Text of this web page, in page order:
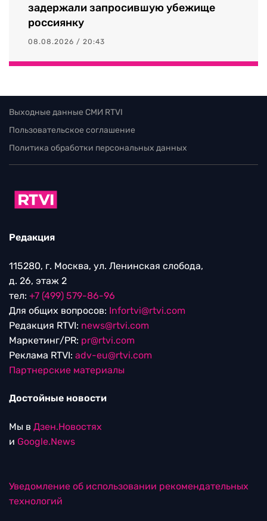
задержали запросившую убежище
россиянку
08.08.2026 / 20:43
Выходные данные СМИ RTVI
Пользовательское соглашение
Политика обработки персональных данных
Редакция
115280, г. Москва, ул. Ленинская слобода,
д. 26, этаж 2
тел: +7 (499) 579-86-96
Для общих вопросов: Infortvi@rtvi.com
Редакция RTVI: news@rtvi.com
Маркетинг/PR: pr@rtvi.com
Реклама RTVI: adv-eu@rtvi.com
Партнерские материалы
Достойные новости
Мы в Дзен.Новостях
и Google.News
Уведомление об использовании рекомендательных
технологий